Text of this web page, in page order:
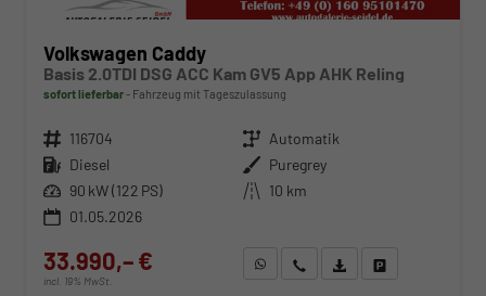
Volkswagen Caddy
Basis 2.0TDI DSG ACC Kam GV5 App AHK Reling
sofort lieferbar Fahrzeug mit Tageszulassung
Fahrzeugnr. 116704 Getriebe Automatik
Kraftstoff Diesel Außenfarbe Puregrey
Leistung 90 kW (122 PS) Kilometerstand 10 km
01.05.2026
33.990,– €
incl. 19% MwSt.
WhatsApp anfragen
Wir rufen Sie anFahrzeugexposé (PDF)